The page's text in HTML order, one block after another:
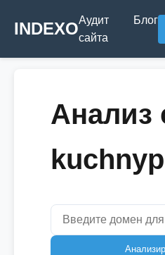
INDEXOАудит
сайта
Блог
Анализ